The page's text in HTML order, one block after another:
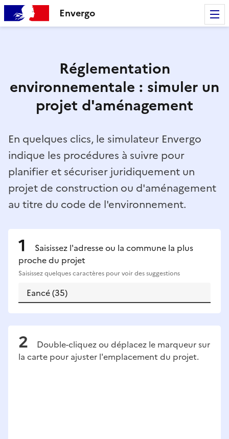
Envergo
Réglementation
environnementale : simuler un
projet d'aménagement
En quelques clics, le simulateur Envergo
indique les procédures à suivre pour
planifier et sécuriser juridiquement un
projet de construction ou d'aménagement
au titre du code de l'environnement.
Saisissez l'adresse ou la commune la plus
proche du projet
Saisissez quelques caractères pour voir des suggestions
Double-cliquez ou déplacez le marqueur sur
la carte pour ajuster l'emplacement du projet.